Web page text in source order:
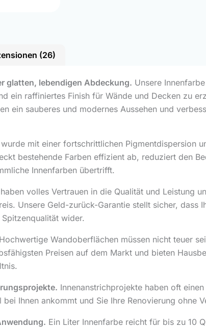
(26)
glatten, lebendigen Abdeckung. Unsere
ein raffiniertes Finish für Wände und Decken zu
ein sauberes und modernes Aussehen und
wurde mit einer fortschrittlichen Pigmentdispersion
bestehende Farben effizient ab, reduziert den
Innenfarben übertrifft.
volles Vertrauen in die Qualität und Leistung
Unsere Geld-zurück-Garantie stellt sicher, dass
wider.
Hochwertige Wandoberflächen müssen nicht teuer
Preisen auf dem Markt und bieten
Innenanstrichprojekte haben oft
Ihnen ankommt und Sie Ihre Renovierung ohne
Ein Liter Innenfarbe reicht für bis zu 10